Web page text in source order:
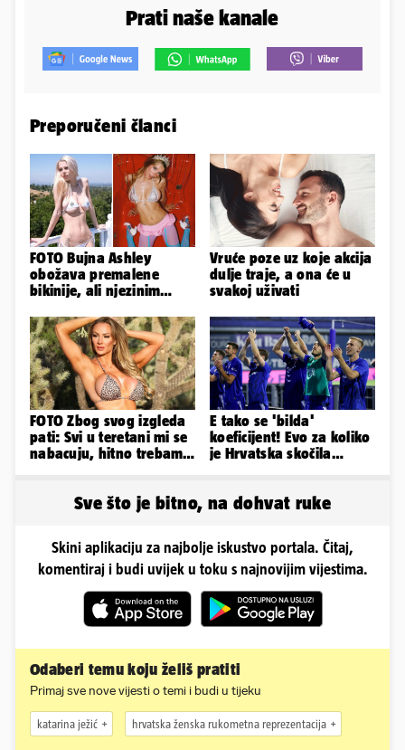
Prati naše kanale
Preporučeni članci
FOTO Bujna Ashley
obožava premalene
bikinije, ali njezinim
smeta
Vruće poze uz koje akcija
dulje traje, a ona će u
svakoj uživati
FOTO Zbog svog izgleda
pati: Svi u teretani mi se
nabacuju, hitno trebam
E tako se 'bilda'
koeficijent! Evo za koliko
je Hrvatska skočila
Sve što je bitno, na dohvat ruke
Skini aplikaciju za najbolje iskustvo portala. Čitaj,
komentiraj i budi uvijek u toku s najnovijim vijestima.
Odaberi temu koju želiš pratiti
Primaj sve nove vijesti o temi i budi u tijeku
katarina ježić hrvatska ženska rukometna reprezentacija